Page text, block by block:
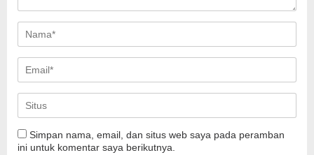
Simpan nama, email, dan situs web saya pada peramban
ini untuk komentar saya berikutnya.